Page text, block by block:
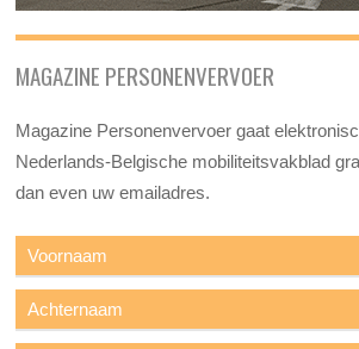
MAGAZINE PERSONENVERVOER
Magazine Personenvervoer gaat
Nederlands-Belgische mobiliteitsvakblad
dan even uw emailadres.